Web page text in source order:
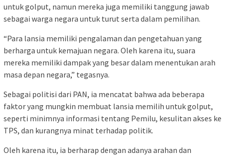
untuk golput, namun mereka juga memiliki tanggung jawab
sebagai warga negara untuk turut serta dalam pemilihan.
“Para lansia memiliki pengalaman dan pengetahuan yang
berharga untuk kemajuan negara. Oleh karena itu, suara
mereka memiliki dampak yang besar dalam menentukan arah
masa depan negara,” tegasnya.
Sebagai politisi dari PAN, ia mencatat bahwa ada beberapa
faktor yang mungkin membuat lansia memilih untuk golput,
seperti minimnya informasi tentang Pemilu, kesulitan akses ke
TPS, dan kurangnya minat terhadap politik.
Oleh karena itu, ia berharap dengan adanya arahan dan